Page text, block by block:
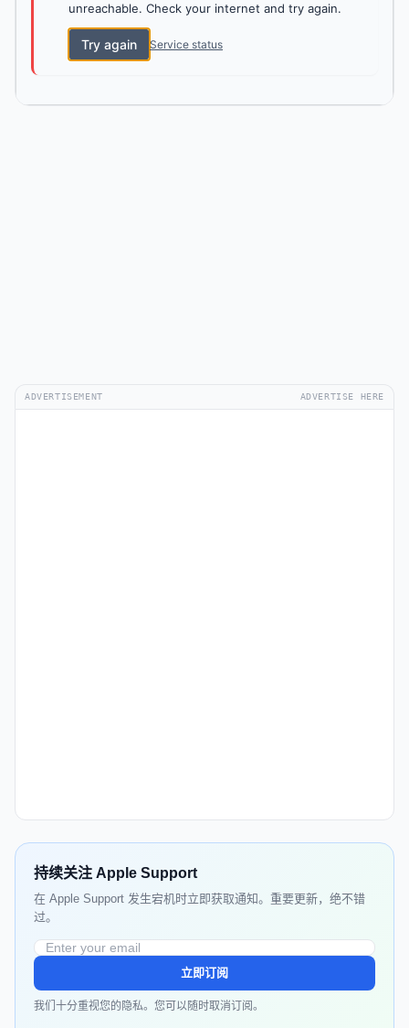
unreachable. Check your internet and try again.
Try again Service status
ADVERTISEMENT ADVERTISE HERE
持续关注 Apple Support
在 Apple Support 发生宕机时立即获取通知。重要更新，绝不错
过。
立即订阅
我们十分重视您的隐私。您可以随时取消订阅。